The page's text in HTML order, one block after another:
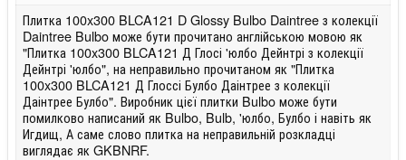
Плитка 100x300 BLCA121 D Glossy Bulbo Daintree з колекції
Daintree Bulbo може бути прочитано англійською мовою як
"Плитка 100x300 BLCA121 Д Глосі 'юлбо Дейнтрі з колекції
Дейнтрі 'юлбо", на неправильно прочитаном як "Плитка
100x300 BLCA121 Д Глоссі Булбо Даінтрее з колекції
Даінтрее Булбо". Виробник цієї плитки Bulbo може бути
помилково написаний як Bulbo, Bulb, 'юлбо, Булбо і навіть як
Игдищ, А саме слово плитка на неправильній розкладці
виглядає як GKBNRF.